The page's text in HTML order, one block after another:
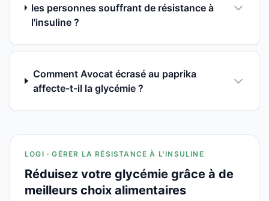
les personnes souffrant de résistance à
l'insuline ?
Comment Avocat écrasé au paprika
affecte-t-il la glycémie ?
LOGI · GÉRER LA RÉSISTANCE À L'INSULINE
Réduisez votre glycémie grâce à de
meilleurs choix alimentaires